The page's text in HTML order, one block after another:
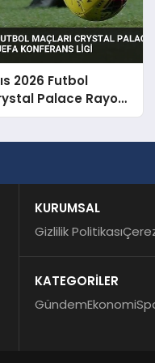
2026 Futbol
Palace Rayo
Konferans Ligi
KURUMSAL
Gizlilik Politikası
KATEGORİLER
GündemEkonomi